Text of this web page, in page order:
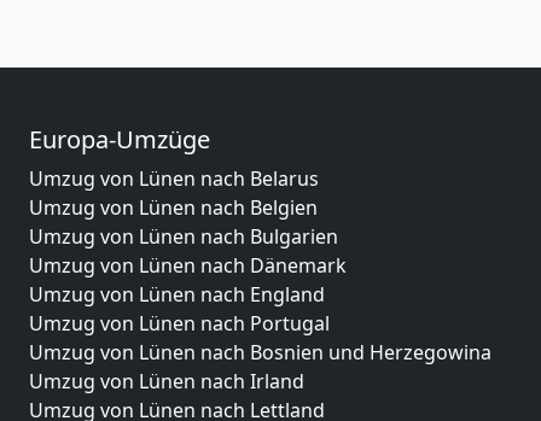
Europa-Umzüge
Umzug von Lünen nach Belarus
Umzug von Lünen nach Belgien
Umzug von Lünen nach Bulgarien
Umzug von Lünen nach Dänemark
Umzug von Lünen nach England
Umzug von Lünen nach Portugal
Umzug von Lünen nach Bosnien und Herzegowina
Umzug von Lünen nach Irland
Umzug von Lünen nach Lettland